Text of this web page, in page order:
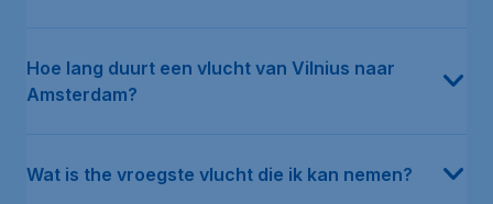
Hoe lang duurt een vlucht van Vilnius naar
Amsterdam?
Wat is the vroegste vlucht die ik kan nemen?